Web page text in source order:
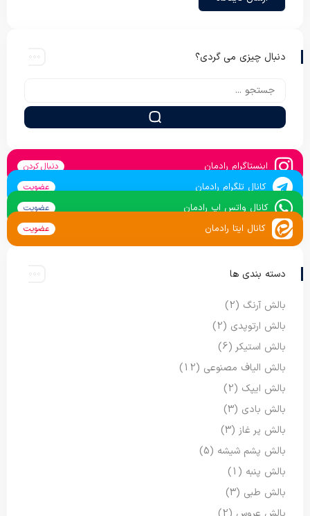
دنبال چیزی می گردی؟
اینستاگرام رادمان دنبال کردن
کانال تلگرام رادمان عضویت
کانال واتس اپ رادمان عضویت
کانال ایتا رادمان عضویت
دسته بندی ها
بالش آرنگ (2)
بالش ارتوپدی (2)
بالش استیکر (6)
بالش الیاف مصنوعی (12)
بالش ایپک (2)
بالش بادی (3)
بالش پر غاز (3)
بالش پشم شیشه (5)
بالش پنبه (1)
بالش طبی (3)